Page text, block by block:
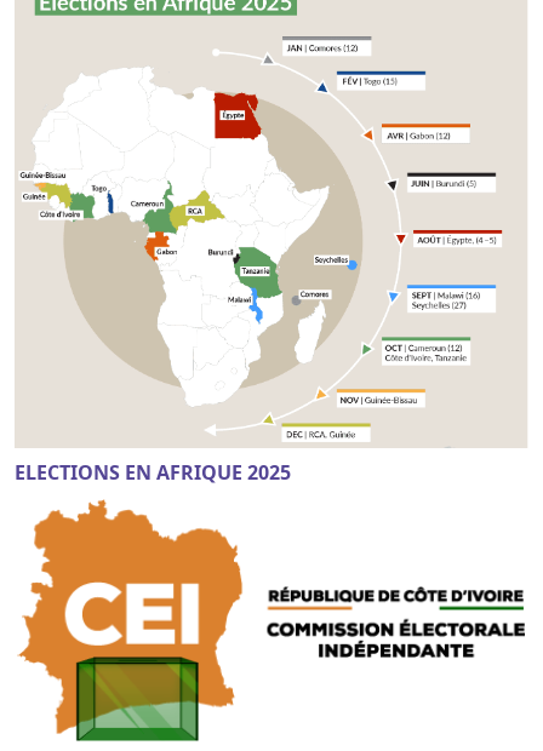
ELECTIONS EN AFRIQUE 2025